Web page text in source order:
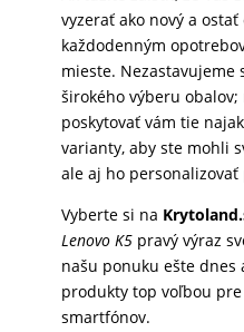
vyzerať ako nový a
každodenným
mieste.
širokého výberu
poskytovať vám tie
varianty, aby ste mohli
ale aj ho
Vyberte si na
Lenovo K5pravý výraz
našu ponuku ešte dnes
produkty top voľbou
smartfónov.